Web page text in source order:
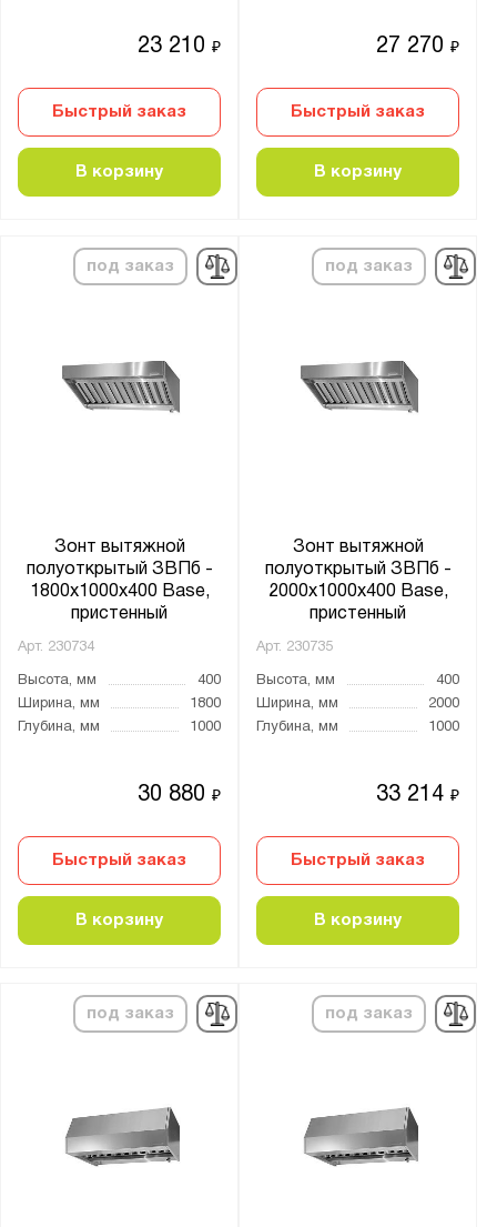
23 210₽
Быстрый заказ
В корзину
27 270₽
Быстрый заказ
В корзину
под заказ
Зонт вытяжной
полуоткрытый ЗВПб -
1800x1000x400 Base,
пристенный
Арт. 230734
Высота, мм
400
Ширина, мм
1800
Глубина, мм
1000
30 880₽
Быстрый заказ
В корзину
под заказ
Зонт вытяжной
полуоткрытый ЗВПб -
2000x1000x400 Base,
пристенный
Арт. 230735
Высота, мм
400
Ширина, мм
2000
Глубина, мм
1000
33 214₽
Быстрый заказ
В корзину
под заказ под заказ